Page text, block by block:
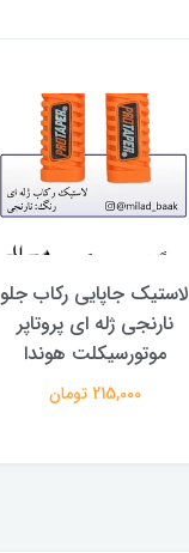
لاستیک جاپایی رکاب جلو
نارنجی ژله ای پروتاپر
موتورسیکلت هوندا
215,000 تومان